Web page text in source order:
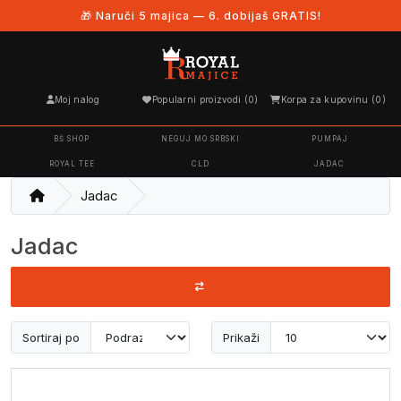
🎁 Naruči 5 majica — 6. dobijaš GRATIS!
Moj nalog Popularni proizvodi (0) Korpa za kupovinu (0)
BŠ SHOP NEGUJ MO SRBSKI PUMPAJ
ROYAL TEE CLD JADAC
Jadac
Jadac
Sortiraj po Prikaži